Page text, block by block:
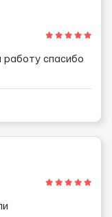
спасибо